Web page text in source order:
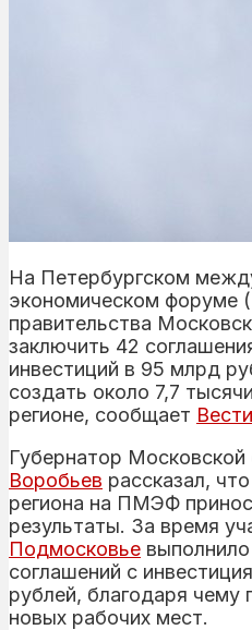
На Петербургском
экономическом форуме
правительства
заключить 42
инвестиций в 95 млрд
создать около 7,7
регионе, сообщает
Губернатор Московской
Воробьев рассказал,
региона на ПМЭФ
результаты. За время
Подмосковье
соглашений с
рублей, благодаря чему
новых рабочих мест.